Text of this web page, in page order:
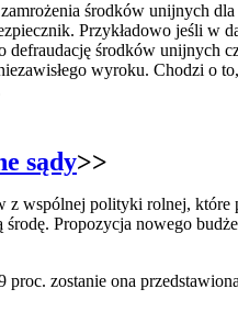
środków unijnych dla
Przykładowo jeśli w
defraudację środków unijnych
wyroku. Chodzi o
sądy>>
z wspólnej polityki rolnej, które
Propozycja nowego
zostanie ona